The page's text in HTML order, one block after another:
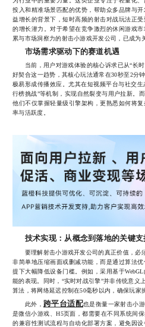
投入和精准场景匹配的优势，帮助众多品牌与
益增长的背景下，短时高频的射击对战玩法正
的增长潜力。对于希望在竞争激烈的休闲游戏
累与市场洞察力的射击小游戏开发公司，已成为
市场需求驱动下的赛道机遇
当前，用户对游戏体验的核心诉求已从“长时
好契合这一趋势，其核心玩法通常在30秒至2分
极易形成传播效应。尤其在短视频平台与社交
行榜挑战”等机制，实现自然裂变与用户拉新
他们不仅掌握轻量级引擎架构，更熟悉如何将
率与活跃度。
技术实现：从概念到落地的关键支
要理解射击小游戏开发公司的真正价值，必
非简单地压缩画面或删减功能，而是通过算法
提下大幅降低设备门槛。例如，采用基于
能的表现。同时，“实时对战引擎”并非传统意
算法，将网络延迟控制在50毫秒以内，确保玩家
此外，跨平台适配也是衡量一家射击小
是微信小游戏、H5页面，都需要在不同系统间
的兼容性测试流程与自动化部署方案，避免因